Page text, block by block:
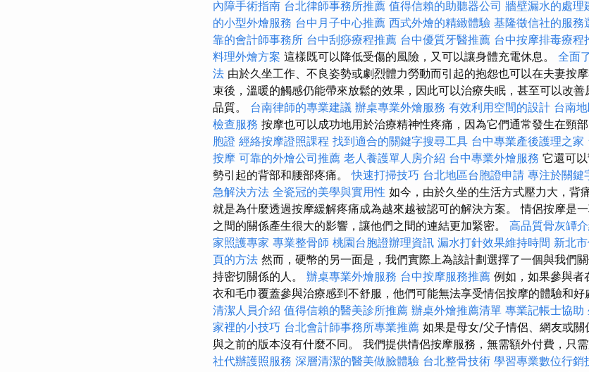
內障手術指南 台北律師事務所推薦 值得信賴的助聽器公司 牆壁漏水的處理
的小型外燴服務 台中月子中心推薦 西式外燴的精緻體驗 基隆徵信社的服務
靠的會計師事務所 台中刮痧療程推薦 台中優質牙醫推薦 台中按摩排毒療程
料理外燴方案 這樣既可以降低受傷的風險，又可以讓身體充電休息。 全面
法 由於久坐工作、不良姿勢或劇烈體力勞動而引起的抱怨也可以在夫妻按
束後，溫暖的觸感仍能帶來放鬆的效果，因此可以治療失眠，甚至可以改
品質。 台南律師的專業建議 辦桌專業外燴服務 有效利用空間的設計 台南
檢查服務 按摩也可以成功地用於治療精神性疼痛，因為它們通常發生在頸
胞證 經絡按摩證照課程 找到適合的關鍵字搜尋工具 台中專業產後護理之家
按摩 可靠的外燴公司推薦 老人養護單人房介紹 台中專業外燴服務 它還可
勢引起的背部和腰部疼痛。快速打掃技巧 台北地區台胞證申請 專注於關鍵
急解決方法 全瓷冠的美學與實用性 如今，由於久坐的生活方式壓力大，背
就是為什麼透過按摩緩解疼痛成為越來越被認可的解決方案。 情侶按摩是
之間的關係產生很大的影響，讓他們之間的連結更加緊密。 高品質骨灰罈
家照護專家 專業整骨師 桃園台胞證辦理資訊 漏水打針效果維持時間 新北
頁的方法 然而，硬幣的另一面是，我們實際上為該計劃選擇了一個與我們
持密切關係的人。 辦桌專業外燴服務 台中按摩服務推薦 例如，如果參與者
衣和毛巾覆蓋參與治療感到不舒服，他們可能無法享受情侶按摩的體驗和好
清潔人員介紹 值得信賴的醫美診所推薦 辦桌外燴推薦清單 專業記帳士協助
家裡的小技巧 台北會計師事務所專業推薦 如果是母女/父子情侶、網友或
與之前的版本沒有什麼不同。 我們提供情侶按摩服務，無需額外付費，只
社代辦護照服務 深層清潔的醫美做臉體驗 台北整骨技術 學習專業數位行銷